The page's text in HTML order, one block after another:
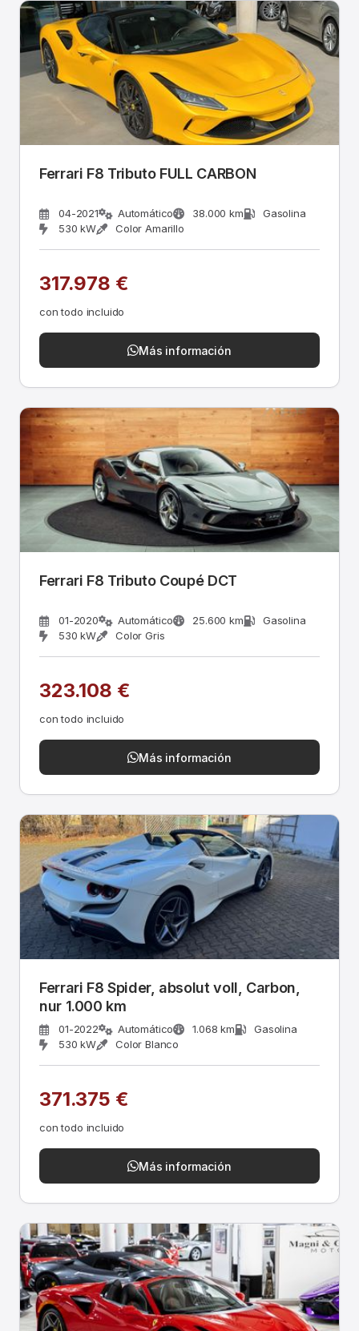
Ferrari F8 Tributo FULL CARBON
04-2021 Automático 38.000 km
Gasolina
530 kW
Color Amarillo
317.978 €
con todo incluido
Más información
Ferrari F8 Tributo Coupé DCT
01-2020 Automático 25.600 km
Gasolina
530 kW
Color Gris
323.108 €
con todo incluido
Más información
Ferrari F8 Spider, absolut voll, Carbon,
nur 1.000 km
01-2022 Automático 1.068 km
Gasolina
530 kW
Color Blanco
371.375 €
con todo incluido
Más información